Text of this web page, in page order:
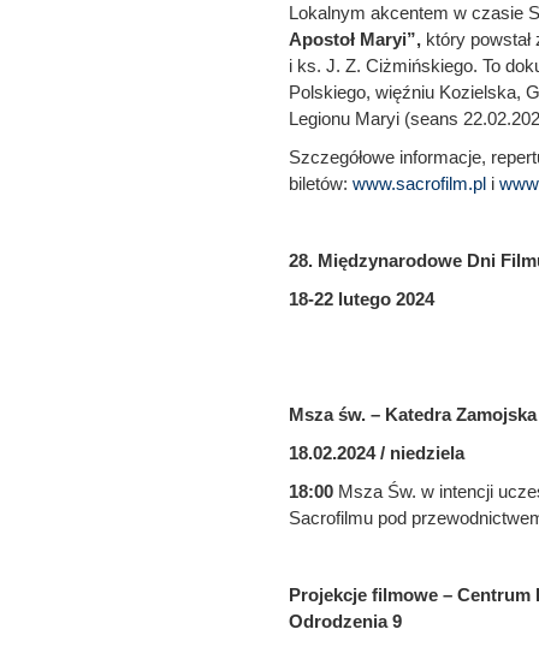
Lokalnym akcentem w czasie
Apostoł Maryi”, który
i ks. J. Z. Ciżmińskiego. To
Polskiego, więźniu Kozielska,
Legionu Maryi (seans
Szczegółowe informacje,
biletów: www.sacrofilm.pl i
28. Międzynarodowe Dni
18-22 lutego 2024
Msza św. – Katedra Zamojska
18.02.2024 / niedziela
18:00 Msza Św. w intencji
Sacrofilmu pod
Projekcje filmowe –
Odrodzenia 9